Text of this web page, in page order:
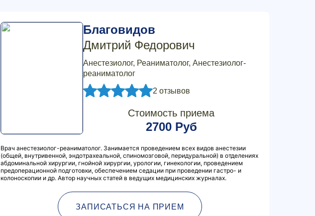
Благовидов
Дмитрий Федорович
Анестезиолог, Реаниматолог, Анестезиолог-
реаниматолог
2 отзывов
Стоимость приема
2700 Руб
Врач анестезиолог-реаниматолог. Занимается проведением всех видов анестезии
(общей, внутривенной, эндотрахеальной, спиномозговой, перидуральной) в отделениях
абдоминальной хирургии, гнойной хирургии, урологии, гинекологии, проведением
предоперационной подготовки, обеспечением седации при проведении гастро- и
колоноскопии и др. Автор научных статей в ведущих медицинских журналах.
ЗАПИСАТЬСЯ НА ПРИЕМ